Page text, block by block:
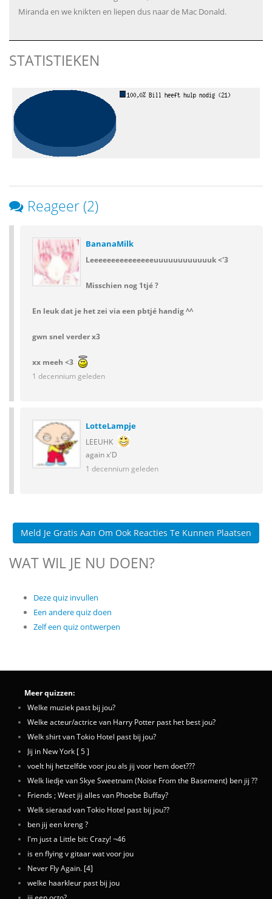
Miranda en we knikten en liepen dus naar de Mac Donald.
STATISTIEKEN
Reageer (2)
BananaMilk
Leeeeeeeeeeeeeeeuuuuuuuuuuuuk <'3
Misschien nog 1tjé ?
En leuk dat je het zei via een pbtjé handig ^^
gwn snel verder x3
xx meeh <3
1 decennium geleden
LotteLampje
LEEUHK
again x'D
1 decennium geleden
Meld Je Gratis Aan Om Ook Reacties Te Kunnen Plaatsen
WAT WIL JE NU DOEN?
Deze quiz invullen
Een andere quiz doen
Zelf een quiz ontwerpen
Meer quizzen:
Welke muziek past bij jou?
Welke acteur/actrice van Harry Potter past het best jou?
Welk shirt van Tokio Hotel past bij jou?
Jij in New York [ 5 ]
voelt hij hetzelfde voor jou als jij voor hem doet???
Welk liedje van Skye Sweetnam (Noise From the Basement) ben jij ??
Friends ; Weet jij alles van Phoebe Buffay?
Welk sieraad van Tokio Hotel past bij jou??
ben jij een kreng ?
I'm just a Little bit: Crazy! ¬46
is en flying v gitaar wat voor jou
Never Fly Again. [4]
welke haarkleur past bij jou